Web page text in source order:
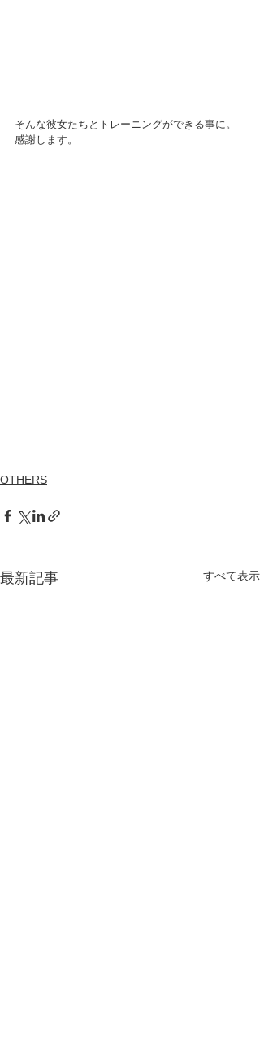
そんな彼女たちとトレーニングができる事に。
感謝します。
OTHERS
最新記事 すべて表示